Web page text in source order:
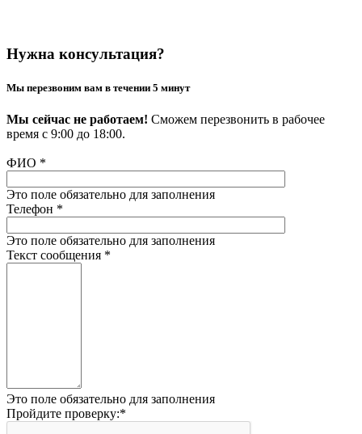
Нужна консультация?
Мы перезвоним вам в течении 5 минут
Мы сейчас не работаем! Сможем перезвонить в рабочее
время с 9:00 до 18:00.
ФИО *
Это поле обязательно для заполнения
Телефон *
Это поле обязательно для заполнения
Текст сообщения *
Это поле обязательно для заполнения
Пройдите проверку:*